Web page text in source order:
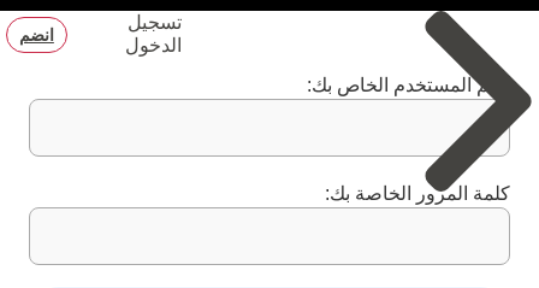
تسجيل
الدخول
انضم
اسم المستخدم الخاص بك:
كلمة المرور الخاصة بك: